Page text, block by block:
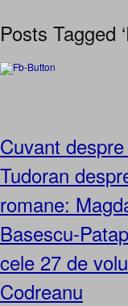
Posts Tagged
Cuvant
Tudoran
romane:
Basescu-
cele 27 de
Codreanu